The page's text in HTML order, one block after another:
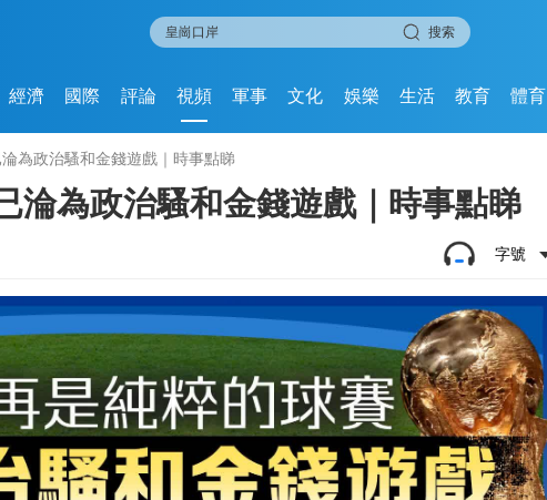
搜索
經濟 國際 評論 視頻 軍事 文化 娛樂 生活 教育 體育
為政治騷和金錢遊戲｜時事點睇
為政治騷和金錢遊戲｜時事點睇
字號